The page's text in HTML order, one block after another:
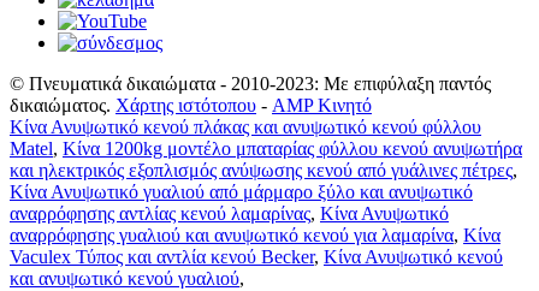
© Πνευματικά δικαιώματα - 2010-2023: Με επιφύλαξη παντός
δικαιώματος. Χάρτης ιστότοπου - AMP Κινητό
Κίνα Ανυψωτικό κενού πλάκας και ανυψωτικό κενού φύλλου
Matel, Κίνα 1200kg μοντέλο μπαταρίας φύλλου κενού ανυψωτήρα
και ηλεκτρικός εξοπλισμός ανύψωσης κενού από γυάλινες πέτρες,
Κίνα Ανυψωτικό γυαλιού από μάρμαρο ξύλο και ανυψωτικό
αναρρόφησης αντλίας κενού λαμαρίνας, Κίνα Ανυψωτικό
αναρρόφησης γυαλιού και ανυψωτικό κενού για λαμαρίνα, Κίνα
Vaculex Τύπος και αντλία κενού Becker, Κίνα Ανυψωτικό κενού
και ανυψωτικό κενού γυαλιού,